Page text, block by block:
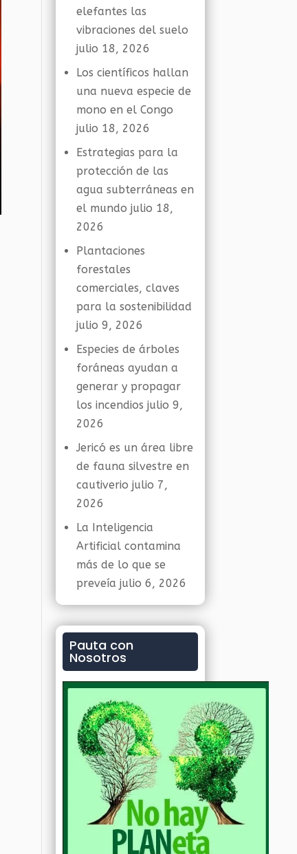
elefantes las
vibraciones del suelo
julio 18, 2026
Los científicos hallan
una nueva especie de
mono en el Congo
julio 18, 2026
Estrategias para la
protección de las
agua subterráneas en
el mundo julio 18,
2026
Plantaciones
forestales
comerciales, claves
para la sostenibilidad
julio 9, 2026
Especies de árboles
foráneas ayudan a
generar y propagar
los incendios julio 9,
2026
Jericó es un área libre
de fauna silvestre en
cautiverio julio 7,
2026
La Inteligencia
Artificial contamina
más de lo que se
preveía julio 6, 2026
Pauta con
Nosotros